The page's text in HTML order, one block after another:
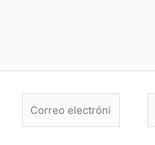
electrónico*